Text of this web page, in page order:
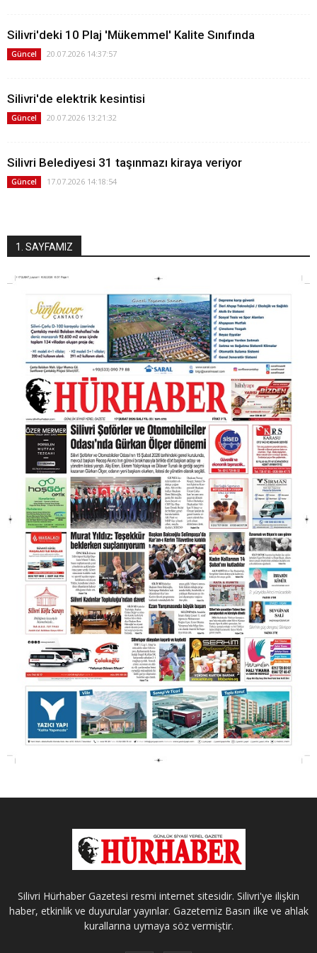
Silivri'deki 10 Plaj 'Mükemmel' Kalite Sınıfında
Güncel 20.07.2026 14:37:57
Silivri'de elektrik kesintisi
Güncel 20.07.2026 13:21:32
Silivri Belediyesi 31 taşınmazı kiraya veriyor
Güncel 17.07.2026 14:18:54
1. SAYFAMIZ
Silivri Hürhaber Gazetesi resmi internet sitesidir. Silivri'ye ilişkin
haber, etkinlik ve duyurular yayınlar. Gazetemiz Basın ilke ve ahlak
kurallarına uymaya söz vermiştir.